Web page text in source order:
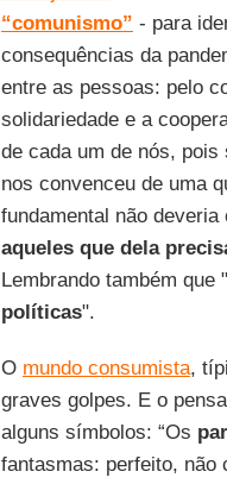
“comunismo” - para
consequências da
entre as pessoas: pelo
solidariedade e a
de cada um de nós, pois
nos convenceu de uma
fundamental não deveria
aqueles que dela
Lembrando também
políticas".
O mundo consumista,
graves golpes. E o
alguns símbolos: “Os
fantasmas: perfeito, não